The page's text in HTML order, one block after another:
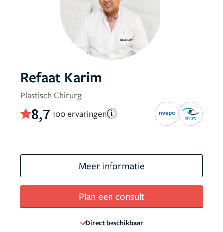
Refaat Karim
Plastisch Chirurg
8,7 100 ervaringen
Meer informatie
Plan een consult
Direct beschikbaar